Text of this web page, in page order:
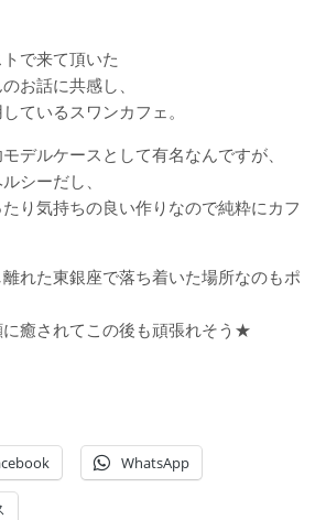
で来て頂いた
お話に共感し、
ているスワンカフェ。
デルケースとして有名なんですが、
シーだし、
り気持ちの良い作りなので純粋にカフ
れた東銀座で落ち着いた場所なのもポ
癒されてこの後も頑張れそう★
WhatsApp